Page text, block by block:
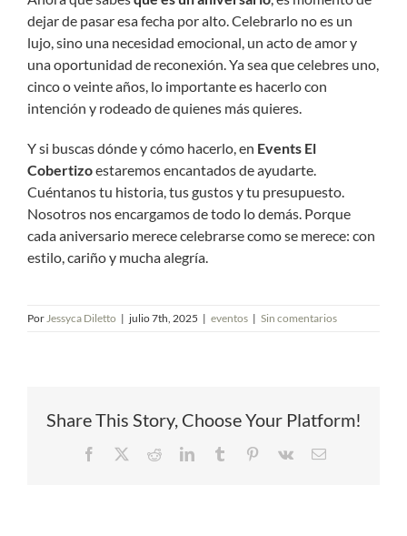
dejar de pasar esa fecha por alto. Celebrarlo no es un
lujo, sino una necesidad emocional, un acto de amor y
una oportunidad de reconexión. Ya sea que celebres uno,
cinco o veinte años, lo importante es hacerlo con
intención y rodeado de quienes más quieres.
Y si buscas dónde y cómo hacerlo, en Events El
Cobertizoestaremos encantados de ayudarte.
Cuéntanos tu historia, tus gustos y tu presupuesto.
Nosotros nos encargamos de todo lo demás. Porque
cada aniversario merece celebrarse como se merece: con
estilo, cariño y mucha alegría.
Por Jessyca Diletto | julio 7th, 2025 | eventos | Sin comentarios
Share This Story, Choose Your Platform!
Facebook RedditLinkedInTumblr Pinterest
Vk
Correo